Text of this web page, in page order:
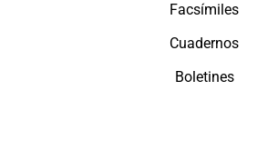
Facsímiles
Cuadernos
Boletines